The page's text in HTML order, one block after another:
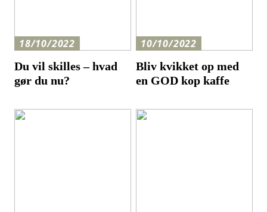
18/10/2022
Du vil skilles – hvad
gør du nu?
10/10/2022
Bliv kvikket op med
en GOD kop kaffe